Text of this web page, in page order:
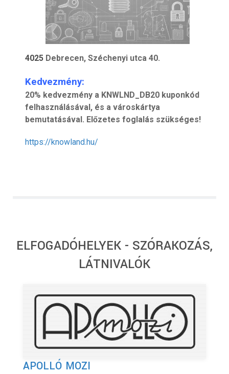
4025 Debrecen, Széchenyi utca 40.
Kedvezmény:
20% kedvezmény a KNWLND_DB20 kuponkód
felhasználásával, és a városkártya
bemutatásával. Előzetes foglalás szükséges!
https://knowland.hu/
ELFOGADÓHELYEK - SZÓRAKOZÁS,
LÁTNIVALÓK
APOLLÓ MOZI